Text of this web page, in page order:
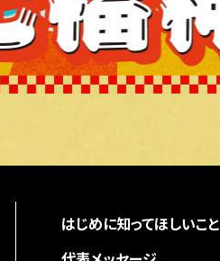
はじめに知ってほしいこと